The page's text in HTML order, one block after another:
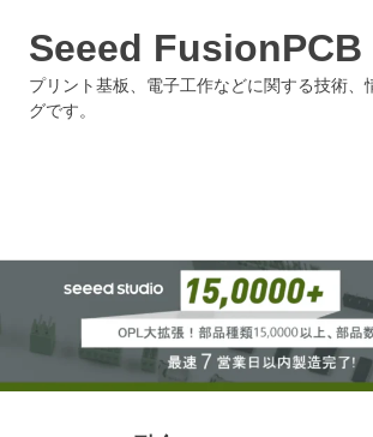
content
Seeed FusionPCB
プリント基板、電子工作などに関する技術、
グです。